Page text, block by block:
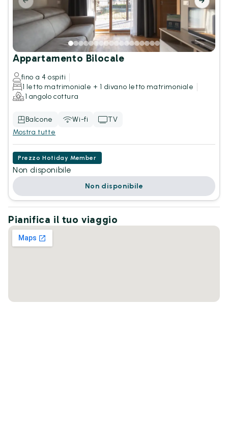
Appartamento Bilocale
fino a 4 ospiti
1 letto matrimoniale + 1 divano letto matrimoniale
1 angolo cottura
Balcone Wi-fi
TV
Mostra tutte
Prezzo Hotiday Member
Non disponibile
Non disponibile
Pianifica il tuo viaggio